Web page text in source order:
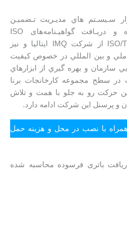
سـيسـتم هاي مديـريت تـضميـن
كيـفيـت نيـز پيـشتـاز بوده و دريـافت گواهیـنامه‌های ISO
9001:2008و ISO/TS 16949:2009 از شركت IMQ ايتاليا و نیز
ملي و بين المللي در خصوص كيفيت
سازمان و بهره گيري از ابزارهاي
در سطح مجموعه كارخانجات برنا
حركت رو به جلو با همت و تلاش
و پرسنل این شرکت ادامه دارد.
همراه با نصب در محل و هزینه حمل
باتری فرسوده محاسبه شده